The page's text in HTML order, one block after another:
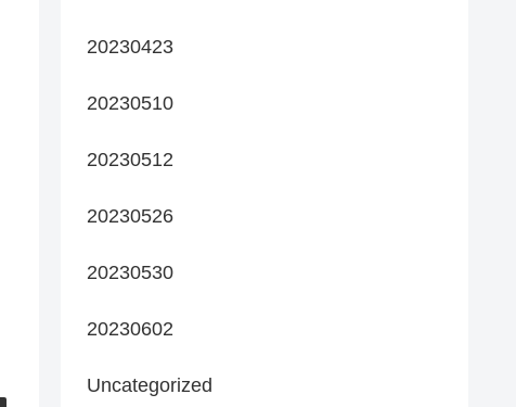
20230423
20230510
20230512
20230526
20230530
20230602
Uncategorized